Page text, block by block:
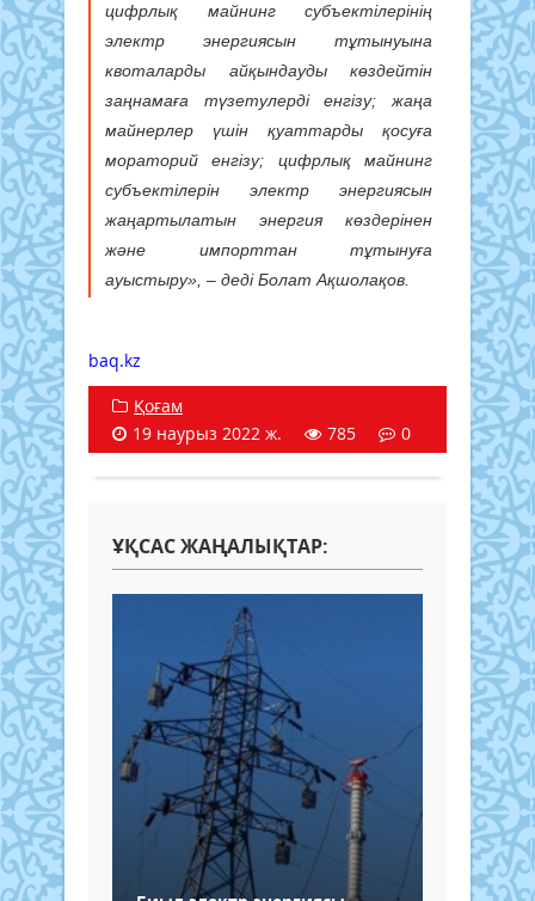
цифрлық майнинг субъектілерінің
электр энергиясын тұтынуына
квоталарды айқындауды көздейтін
заңнамаға түзетулерді енгізу; жаңа
майнерлер үшін қуаттарды қосуға
мораторий енгізу; цифрлық майнинг
субъектілерін электр энергиясын
жаңартылатын энергия көздерінен
және импорттан тұтынуға
ауыстыру», – деді Болат Ақшолақов.
baq.kz
Қоғам
19 наурыз 2022 ж.
785 0
ҰҚСАС ЖАҢАЛЫҚТАР: